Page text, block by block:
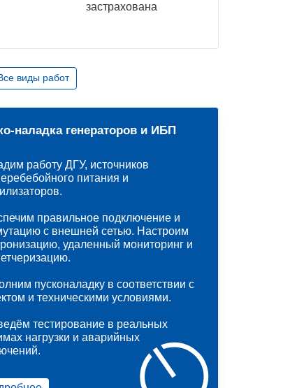
застрахована
виды работ
наладка генераторов и ИБП
работу ДГУ, источников
питания и
правильное подключение и
с внешней сетью. Настроим
удаленный мониторинг и
пусконаладку в соответствии с
и техническими условиями.
тестирование в реальных
нагрузки и аварийных